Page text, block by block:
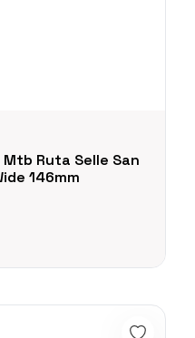
Ruta Selle San
146mm
Bmx Mtb Alumino Negro 9/16